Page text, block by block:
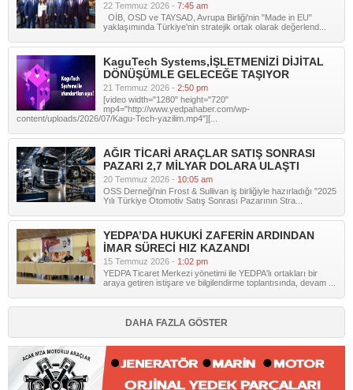
22 Temmuz 2026 - 7:45 am
OİB, OSD ve TAYSAD, Avrupa Birliği'nin "Made in EU"
yaklaşımında Türkiye'nin stratejik ortak olarak değerlend...
KaguTech Systems,İŞLETMENİZİ DİJİTAL
DÖNÜŞÜMLE GELECEĞE TAŞIYOR
21 Temmuz 2026 - 2:50 pm
[video width="1280" height="720"
mp4="http://www.yedpahaber.com/wp-
content/uploads/2026/07/Kagu-Tech-yazilim.mp4"][...
AĞIR TİCARİ ARAÇLAR SATIŞ SONRASI
PAZARI 2,7 MİLYAR DOLARA ULAŞTI
20 Temmuz 2026 - 10:05 am
OSS Derneği'nin Frost & Sullivan iş birliğiyle hazırladığı "2025
Yılı Türkiye Otomotiv Satış Sonrası Pazarının Stra...
YEDPA’DA HUKUKİ ZAFERİN ARDINDAN
İMAR SÜRECİ HIZ KAZANDI
15 Temmuz 2026 - 1:02 pm
YEDPA Ticaret Merkezi yönetimi ile YEDPA'lı ortakları bir
araya getiren istişare ve bilgilendirme toplantısında, devam ...
DAHA FAZLA GÖSTER